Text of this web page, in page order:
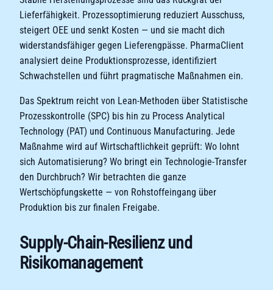
Lieferfähigkeit. Prozessoptimierung reduziert Ausschuss,
steigert OEE und senkt Kosten — und sie macht dich
widerstandsfähiger gegen Lieferengpässe. PharmaClient
analysiert deine Produktionsprozesse, identifiziert
Schwachstellen und führt pragmatische Maßnahmen ein.
Das Spektrum reicht von Lean-Methoden über Statistische
Prozesskontrolle (SPC) bis hin zu Process Analytical
Technology (PAT) und Continuous Manufacturing. Jede
Maßnahme wird auf Wirtschaftlichkeit geprüft: Wo lohnt
sich Automatisierung? Wo bringt ein Technologie-Transfer
den Durchbruch? Wir betrachten die ganze
Wertschöpfungskette — von Rohstoffeingang über
Produktion bis zur finalen Freigabe.
Supply-Chain-Resilienz und
Risikomanagement